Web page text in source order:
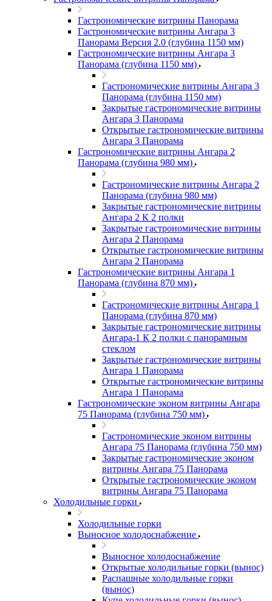
Гастрономические витрины Панорама
Гастрономические витрины Ангара 3
Панорама Версия 2.0 (глубина 1150 мм)
Гастрономические витрины Ангара 3
Панорама (глубина 1150 мм)
Гастрономические витрины Ангара 3
Панорама (глубина 1150 мм)
Закрытые гастрономические витрины
Ангара 3 Панорама
Открытые гастрономические витрины
Ангара 3 Панорама
Гастрономические витрины Ангара 2
Панорама (глубина 980 мм)
Гастрономические витрины Ангара 2
Панорама (глубина 980 мм)
Закрытые гастрономические витрины
Ангара 2 К 2 полки
Закрытые гастрономические витрины
Ангара 2 Панорама
Открытые гастрономические витрины
Ангара 2 Панорама
Гастрономические витрины Ангара 1
Панорама (глубина 870 мм)
Гастрономические витрины Ангара 1
Панорама (глубина 870 мм)
Закрытые гастрономические витрины
Ангара-1 К 2 полки с панорамным
стеклом
Закрытые гастрономические витрины
Ангара 1 Панорама
Открытые гастрономические витрины
Ангара 1 Панорама
Гастрономические эконом витрины Ангара
75 Панорама (глубина 750 мм)
Гастрономические эконом витрины
Ангара 75 Панорама (глубина 750 мм)
Закрытые гастрономические эконом
витрины Ангара 75 Панорама
Открытые гастрономические эконом
витрины Ангара 75 Панорама
Холодильные горки
Холодильные горки
Выносное холодоснабжение
Выносное холодоснабжение
Открытые холодильные горки (вынос)
Распашные холодильные горки
(вынос)